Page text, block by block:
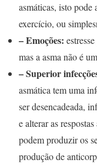
asmáticas, isto
exercício, ou
– Emoções:
mas a asma não é
– Superior
asmática tem uma
ser desencadeada,
e alterar as
podem produzir os
produção de